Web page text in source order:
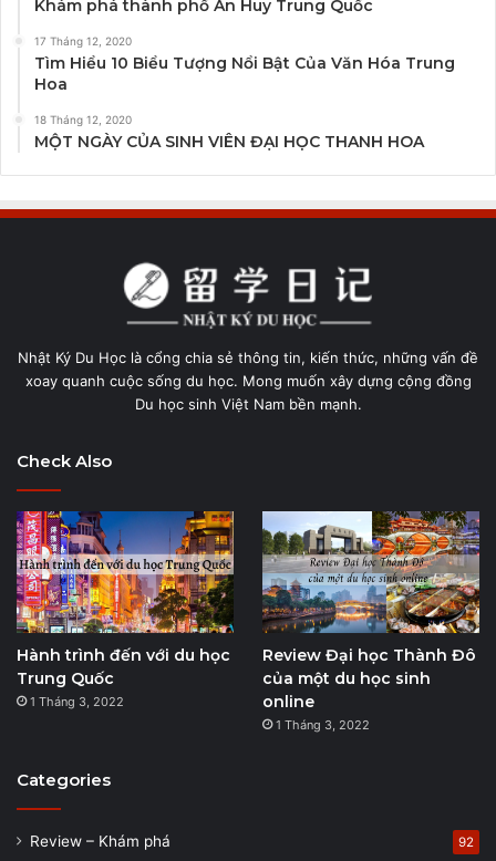
Khám phá thành phố An Huy Trung Quốc
17 Tháng 12, 2020
Tìm Hiểu 10 Biểu Tượng Nổi Bật Của Văn Hóa Trung
Hoa
18 Tháng 12, 2020
MỘT NGÀY CỦA SINH VIÊN ĐẠI HỌC THANH HOA
Nhật Ký Du Học là cổng chia sẻ thông tin, kiến thức, những vấn đề
xoay quanh cuộc sống du học. Mong muốn xây dựng cộng đồng
Du học sinh Việt Nam bền mạnh.
Check Also
Hành trình đến với du học
Trung Quốc
1 Tháng 3, 2022
Review Đại học Thành Đô
của một du học sinh
online
1 Tháng 3, 2022
Categories
Review – Khám phá 92